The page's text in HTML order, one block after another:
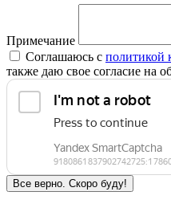
Примечание
Соглашаюсь c политикой
также даю свое согласие на
Все верно. Скоро буду!